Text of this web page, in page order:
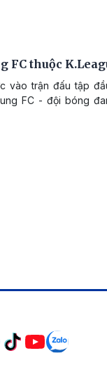
FC thuộc
vào trận đấu tập
FC - đội bóng